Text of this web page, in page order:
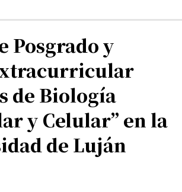
Posgrado y
de Biología
y Celular” en la
de Luján